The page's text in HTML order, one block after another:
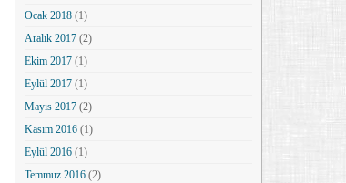
Ocak 2018(1)
Aralık 2017(2)
Ekim 2017(1)
Eylül 2017(1)
Mayıs 2017(2)
Kasım 2016(1)
Eylül 2016(1)
Temmuz 2016(2)